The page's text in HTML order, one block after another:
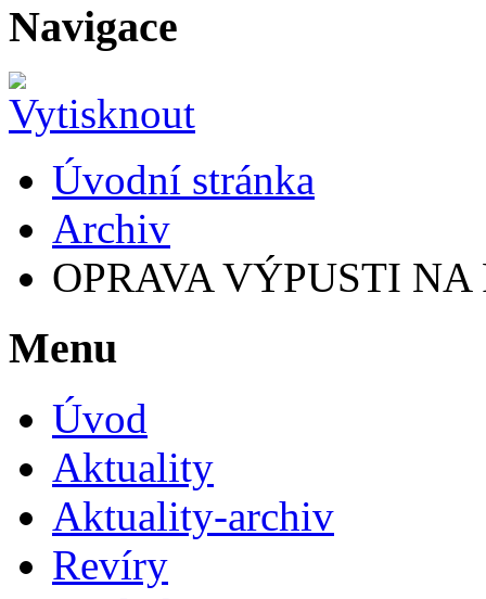
Navigace
Úvodní stránka
Archiv
OPRAVA VÝPUSTI
Menu
Úvod
Aktuality
Aktuality-archiv
Revíry